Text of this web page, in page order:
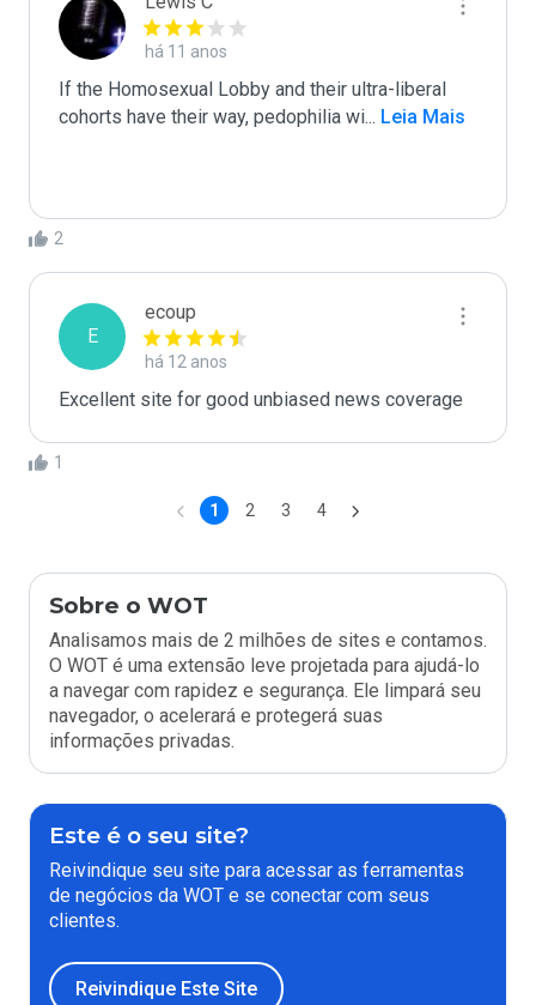
há 11 anos
If the Homosexual Lobby and their ultra-liberal
cohorts have their way, pedophilia wi... Leia Mais
2
E
ecoup
há 12 anos
Excellent site for good unbiased news coverage
1
1 2 3 4
Sobre o WOT
Analisamos mais de 2 milhões de sites e contamos.
O WOT é uma extensão leve projetada para ajudá-lo
a navegar com rapidez e segurança. Ele limpará seu
navegador, o acelerará e protegerá suas
informações privadas.
Este é o seu site?
Reivindique seu site para acessar as ferramentas
de negócios da WOT e se conectar com seus
clientes.
Reivindique Este Site